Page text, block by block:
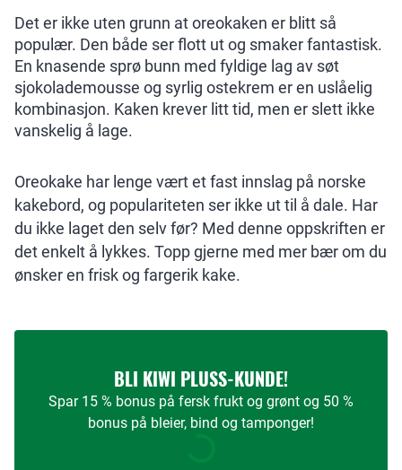
Det er ikke uten grunn at oreokaken er blitt så
populær. Den både ser flott ut og smaker fantastisk.
En knasende sprø bunn med fyldige lag av søt
sjokolademousse og syrlig ostekrem er en uslåelig
kombinasjon. Kaken krever litt tid, men er slett ikke
vanskelig å lage.
Oreokake har lenge vært et fast innslag på norske
kakebord, og populariteten ser ikke ut til å dale. Har
du ikke laget den selv før? Med denne oppskriften er
det enkelt å lykkes. Topp gjerne med mer bær om du
ønsker en frisk og fargerik kake.
BLI KIWI PLUSS-KUNDE!
Spar 15 % bonus på fersk frukt og grønt og 50 %
bonus på bleier, bind og tamponger!